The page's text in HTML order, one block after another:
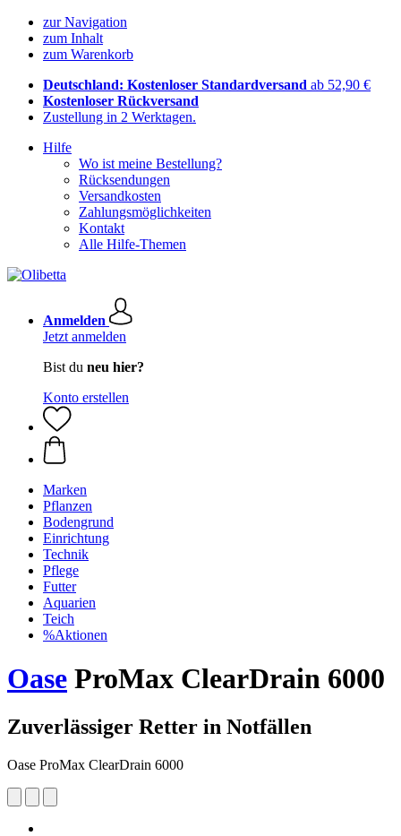
zur Navigation
zum Inhalt
zum Warenkorb
Deutschland: Kostenloser Standardversand ab 52,90 €
Kostenloser Rückversand
Zustellung in 2 Werktagen.
Hilfe
Wo ist meine Bestellung?
Rücksendungen
Versandkosten
Zahlungsmöglichkeiten
Kontakt
Alle Hilfe-Themen
Anmelden
Jetzt anmelden
Bist du neu hier?
Konto erstellen
Marken
Pflanzen
Bodengrund
Einrichtung
Technik
Pflege
Futter
Aquarien
Teich
%Aktionen
Oase ProMax ClearDrain 6000
Zuverlässiger Retter in Notfällen
Oase ProMax ClearDrain 6000